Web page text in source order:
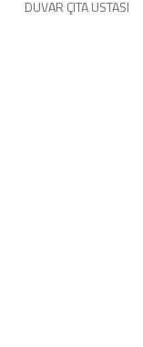
DUVAR ÇITA USTASI